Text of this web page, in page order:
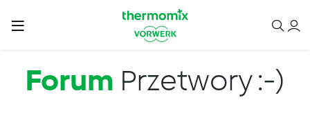
Forum Przetwory :-)